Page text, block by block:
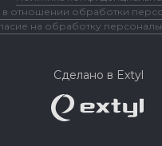
в отношении обработки
на обработку
Сделано в Extyl